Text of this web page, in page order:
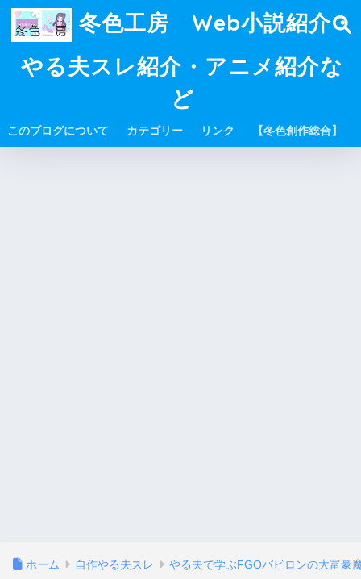
冬色工房 Web小説紹介・
やる夫スレ紹介・アニメ紹介な
ど
このブログについて カテゴリー リンク 【冬色創作総合】
ホーム 自作やる夫スレ やる夫で学ぶFGOバビロンの大富豪